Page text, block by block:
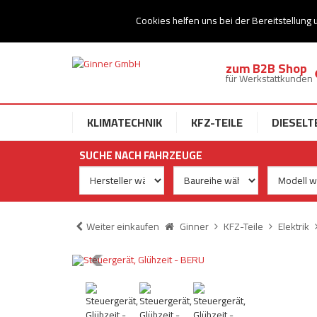
Cookies helfen uns bei der Bereitstellung
Ihr Speziallist für Dieseltechnik
zum B2B Shop
für Werkstattkunden
KLIMATECHNIK KFZ-TEILE
SUCHE NACH FAHRZEUGE
Weiter einkaufen Ginner KFZ-Teile Elektrik